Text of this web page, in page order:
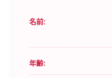
名前:
年齢: